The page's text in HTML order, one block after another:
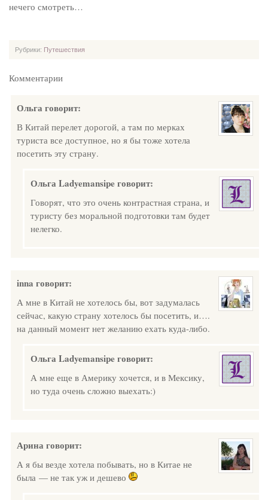
нечего смотреть…
Рубрики: Путешествия
Комментарии
Ольга говорит:
В Китай перелет дорогой, а там по мерках
туриста все доступное, но я бы тоже хотела
посетить эту страну.
Ольга Ladyemansipe говорит:
Говорят, что это очень контрастная страна, и
туристу без моральной подготовки там будет
нелегко.
inna говорит:
А мне в Китай не хотелось бы, вот задумалась
сейчас, какую страну хотелось бы посетить, и….
на данный момент нет желанию ехать куда-либо.
Ольга Ladyemansipe говорит:
А мне еще в Америку хочется, и в Мексику,
но туда очень сложно выехать:)
Арина говорит:
А я бы везде хотела побывать, но в Китае не
была — не так уж и дешево